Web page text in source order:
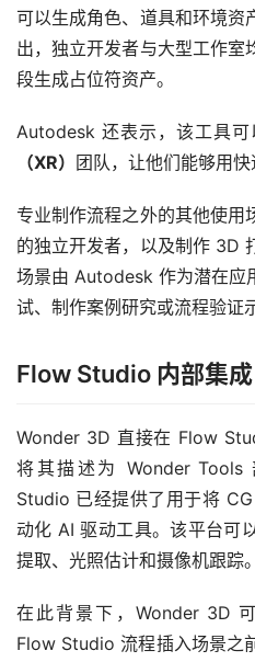
可以生成角色、道具和环境资
出，独立开发者与大型工作室
段生成占位符资产。
Autodesk 还表示，该工具可
（XR） 团队，让他们能够用快
专业制作流程之外的其他使用
的独立开发者，以及制作 3D
场景由 Autodesk 作为潜在应
试、制作案例研究或流程验证
Flow Studio 内部集成
Wonder 3D 直接在 Flow
将其描述为 Wonder
Studio 已经提供了用于将
动化 AI 驱动工具。该平台可
提取、光照估计和摄像机跟踪。
在此背景下，Wonder 3D
Flow Studio 流程插入场景之